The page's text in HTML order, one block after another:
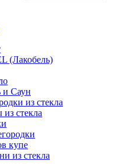
(Лакобель)
и Саун
из стекла
стекла
купе
из стекла